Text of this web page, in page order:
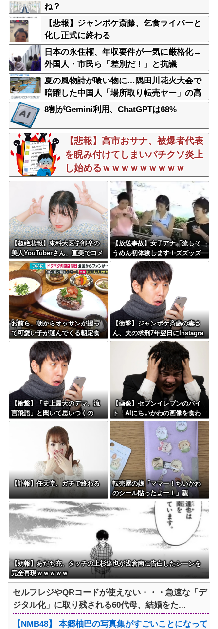
ね？
【悲報】ジャンポケ斎藤、乞食ライバーと
化し正式に終わる
日本の永住権、年収要件が一気に厳格化→
外国人・市民ら「差別だ！」と抗議
夏の風物詩が喰い物に…隅田川花火大会で
暗躍した中国人「場所取り転売ヤー」の高
笑い
8割がGemini利用、ChatGPTは68%
【悲報】高市おサナ、被爆者代表
を睨み付けてしまいバチクソ炎上
し始めるｗｗｗｗｗｗｗｗｗ
【超絶悲報】東科大医学部卒の
美人YouTuberさん、直美でコメ
ント欄が炎上してしまう…
【放送事故】女子アナ「流しそ
うめん初体験します！ズズッズ
ッ…ズッ………ゲホォッ！」
お前ら、朝からオッサンが握っ
て可愛い子が運んでくる朝定食
（2200円）頼める？
【衝撃】ジャンポケ斉藤の妻さ
ん、夫の求刑7年翌日にInstagra
m更新しSNS民をザワつかせて
【衝撃】「史上最大のデマ、流
言飛語」と聞いて思いつくの
は？→大体一致する件w w w w
【画像】セブンイレブンのバイ
ト「AIにちいかわの画像を食わ
せてっと………できた！」→と
んでもないものが出来上がって
しまうw w w w w
【訃報】任天堂、ガチで終わる
転売屋の娘「ママー！ちいかわ
のシール貼ったよー！」親
「！！！！！！」→
【朗報】あだち充、タッチの上杉達也が浅倉南に告白したシーンを
完全再現ｗｗｗｗｗ
セルフレジやQRコードが使えない・・・急速な「デ
ジタル化」に取り残される60代母、結婚をた...
【NMB48】 本郷柚巴の写真集がすごいことになって